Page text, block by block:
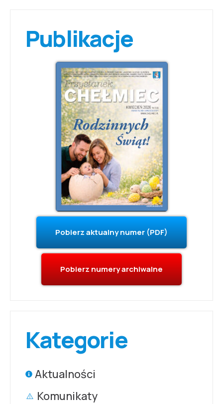
Publikacje
Pobierz aktualny numer (PDF)
Pobierz numery archiwalne
Kategorie
Aktualności
Komunikaty